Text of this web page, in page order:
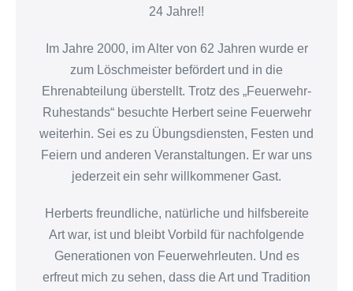
24 Jahre!!
Im Jahre 2000, im Alter von 62 Jahren wurde er
zum Löschmeister befördert und in die
Ehrenabteilung überstellt. Trotz des „Feuerwehr-
Ruhestands“ besuchte Herbert seine Feuerwehr
weiterhin. Sei es zu Übungsdiensten, Festen und
Feiern und anderen Veranstaltungen. Er war uns
jederzeit ein sehr willkommener Gast.
Herberts freundliche, natürliche und hilfsbereite
Art war, ist und bleibt Vorbild für nachfolgende
Generationen von Feuerwehrleuten. Und es
erfreut mich zu sehen, dass die Art und Tradition